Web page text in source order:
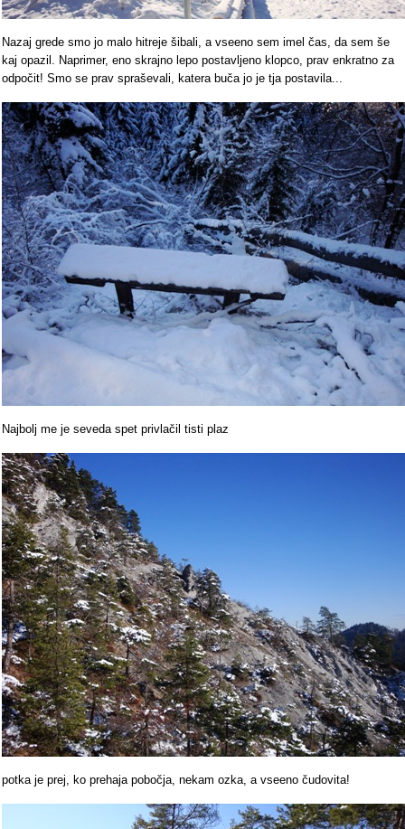
Nazaj grede smo jo malo hitreje šibali, a vseeno sem imel čas, da sem še
kaj opazil. Naprimer, eno skrajno lepo postavljeno klopco, prav enkratno za
odpočit! Smo se prav spraševali, katera buča jo je tja postavila...
Najbolj me je seveda spet privlačil tisti plaz
potka je prej, ko prehaja pobočja, nekam ozka, a vseeno čudovita!